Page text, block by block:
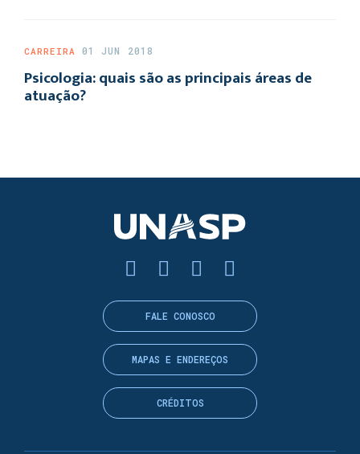
CARREIRA 01 JUN 2018
Psicologia: quais são as principais áreas de
atuação?
FALE CONOSCO
MAPAS E ENDEREÇOS
CRÉDITOS